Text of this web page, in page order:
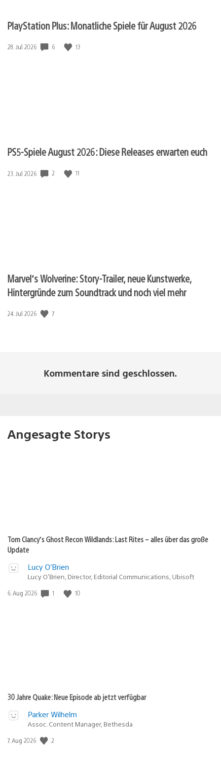
PlayStation Plus: Monatliche Spiele für August 2026
Veröffentlichungsdatum:
28. Jul 2026 6 13
PS5-Spiele August 2026: Diese Releases erwarten euch
Veröffentlichungsdatum:
23. Jul 2026 2 11
Marvel‘s Wolverine: Story-Trailer, neue Kunstwerke,
Hintergründe zum Soundtrack und noch viel mehr
Veröffentlichungsdatum:
24. Jul 2026 7
Kommentare sind geschlossen.
Angesagte Storys
Tom Clancy’s Ghost Recon Wildlands: Last Rites – alles über das große
Update
Lucy O’Brien
Lucy O’Brien, Director, Editorial Communications, Ubisoft
Veröffentlichungsdatum:
6. Aug 2026 1 10
30 Jahre Quake: Neue Episode ab jetzt verfügbar
Parker Wilhelm
Assoc. Content Manager, Bethesda
Veröffentlichungsdatum:
7. Aug 2026 2